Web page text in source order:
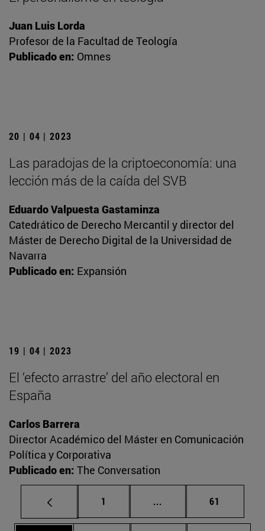
Juan Luis Lorda
Profesor de la Facultad de Teología
Publicado en: Omnes
20 | 04 | 2023
Las paradojas de la criptoeconomía: una
lección más de la caída del SVB
Eduardo Valpuesta Gastaminza
Catedrático de Derecho Mercantil y director del
Máster de Derecho Digital de la Universidad de
Navarra
Publicado en: Expansión
19 | 04 | 2023
El ‘efecto arrastre’ del año electoral en
España
Carlos Barrera
Director Académico del Máster en Comunicación
Política y Corporativa
Publicado en: The Conversation
Página
1 ... Páginas intermedias
Página
61